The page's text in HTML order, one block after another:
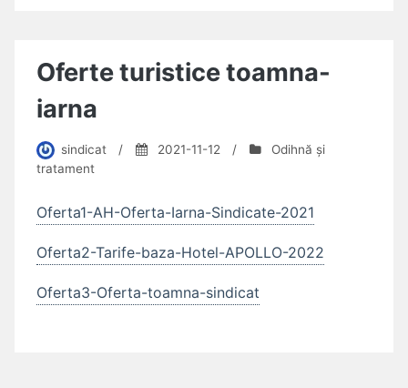
Oferte turistice toamna-
iarna
sindicat / 2021-11-12 /
Odihnă și
tratament
Oferta1-AH-Oferta-Iarna-Sindicate-2021
Oferta2-Tarife-baza-Hotel-APOLLO-2022
Oferta3-Oferta-toamna-sindicat